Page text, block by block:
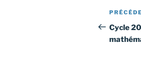
de
Article
Cycle